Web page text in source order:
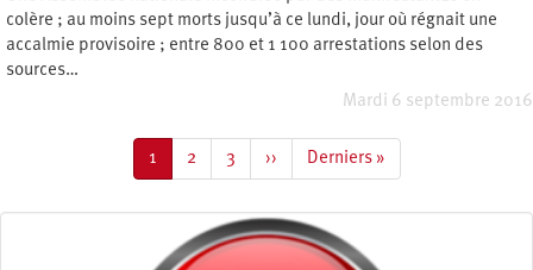
colère ; au moins sept morts jusqu’à ce lundi, jour où régnait une
accalmie provisoire ; entre 800 et 1 100 arrestations selon des
sources…
Mardi 6 septembre 2016
Page
courante
1 Page
2 Page
3
Page
suivante
››
Dernière
page
Derniers »